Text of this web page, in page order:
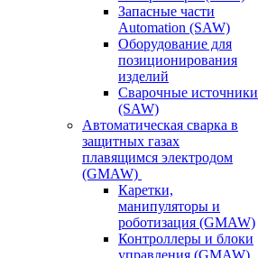
Запасные части
Automation (SAW)
Оборудование для
позиционирования
изделий
Сварочные источники
(SAW)
Автоматическая сварка в
защитных газах
плавящимся электродом
(GMAW)
Каретки,
манипуляторы и
роботизация (GMAW)
Контроллеры и блоки
управления (GMAW)